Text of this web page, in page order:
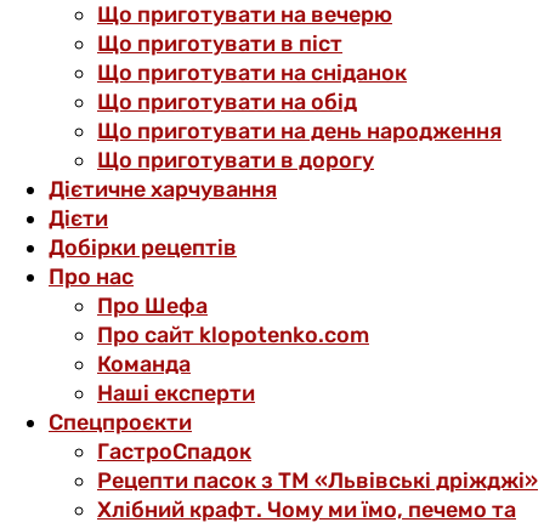
Що приготувати на вечерю
Що приготувати в піст
Що приготувати на сніданок
Що приготувати на обід
Що приготувати на день народження
Що приготувати в дорогу
Дієтичне харчування
Дієти
Добірки рецептів
Про нас
Про Шефа
Про сайт klopotenko.com
Команда
Наші експерти
Спецпроєкти
ГастроСпадок
Рецепти пасок з ТМ «Львівські дріжджі»
Хлібний крафт. Чому ми їмо, печемо та